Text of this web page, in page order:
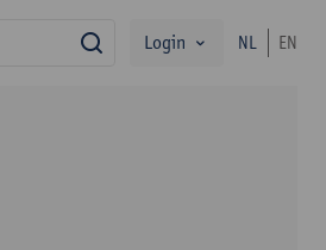
zoekLogin NL EN